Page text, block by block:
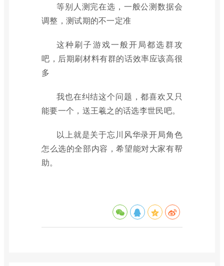
等别人测完在选，一般公测数据会
调整，测试期的不一定准
这种刷子游戏一般开局都选群攻
吧，后期刷材料有群的话效率应该高很
多
我也在纠结这个问题，都喜欢又只
能要一个，送王羲之的话选李世民吧。
以上就是关于忘川风华录开局角色
怎么选的全部内容，希望能对大家有帮
助。